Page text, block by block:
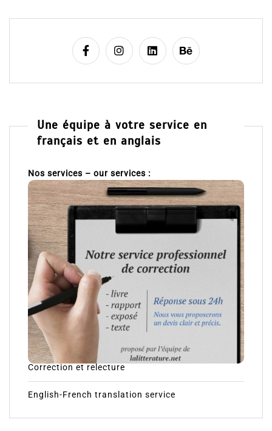
Une équipe à votre service en
français et en anglais
Nos services – our services :
Correction et relecture
English-French translation service